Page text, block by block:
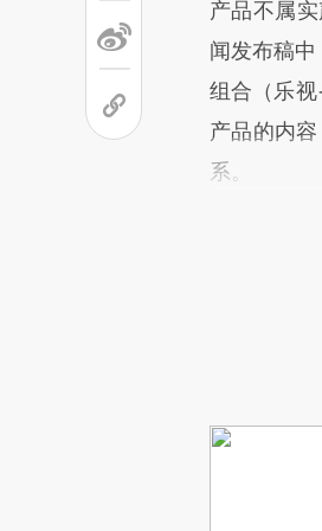
产品不属
闻发布稿
组合（乐
产品的内
系。